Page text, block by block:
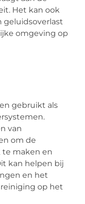
Het kan ook
geluidsoverlast
omgeving op
gebruikt als
van
om de
maken en
kan helpen bij
en het
op het